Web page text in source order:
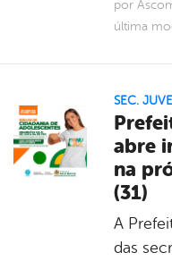
por
última
SEC.
abre
na
(31)
A
das